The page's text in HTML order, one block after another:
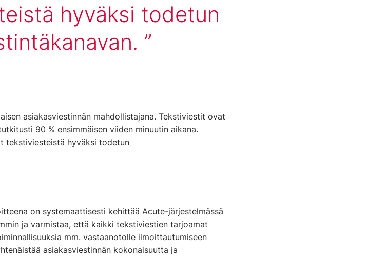
hyväksi todetun
asiakasviestinnän mahdollistajana. Tekstiviestit ovat
90 % ensimmäisen viiden minuutin aikana.
tekstiviesteistä hyväksi todetun
on systemaattisesti kehittää Acute-järjestelmässä
ja varmistaa, että kaikki tekstiviestien tarjoamat
mm. vastaanotolle ilmoittautumiseen
asiakasviestinnän kokonaisuutta ja